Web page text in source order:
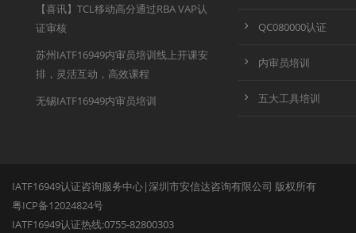
【喜讯】TCL移动高分通过RBA VAP认
证审核
苏州IATF16949内审员培训线上开课安
排，灵活互动，高效课程
无锡IATF16949内审员培训
QC080000认证
内审员培训
五大工具培训
IATF16949认证咨询服务中心|深圳市安信达咨询有限公司 版权所有
粤ICP备12024824号
IATF16949认证热线:0755-82800303